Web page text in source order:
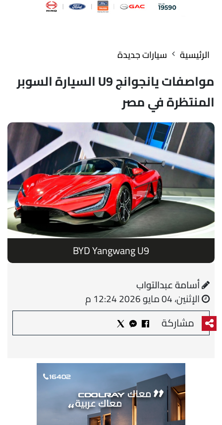
الرئيسية سيارات جديدة
مواصفات يانجوانج U9 السيارة السوبر
المنتظرة في مصر
BYD Yangwang U9
أسامة عبدالتواب
الإثنين، 04 مايو 2026 12:24 م
مشاركة